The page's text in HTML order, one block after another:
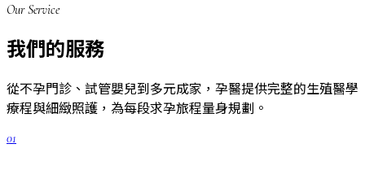
Our Service
我們的服務
從不孕門診、試管嬰兒到多元成家，孕醫提供完整的生殖醫學
療程與細緻照護，為每段求孕旅程量身規劃。
01